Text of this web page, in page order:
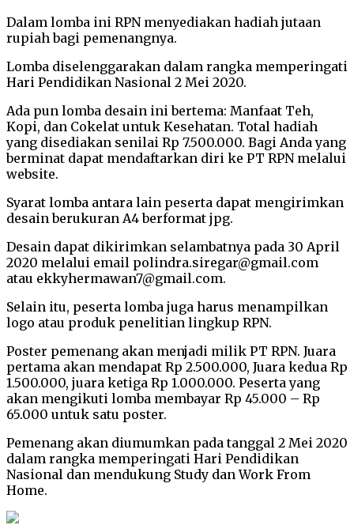
Dalam lomba ini RPN menyediakan hadiah jutaan
rupiah bagi pemenangnya.
Lomba diselenggarakan dalam rangka memperingati
Hari Pendidikan Nasional 2 Mei 2020.
Ada pun lomba desain ini bertema: Manfaat Teh,
Kopi, dan Cokelat untuk Kesehatan. Total hadiah
yang disediakan senilai Rp 7.500.000. Bagi Anda yang
berminat dapat mendaftarkan diri ke PT RPN melalui
website.
Syarat lomba antara lain peserta dapat mengirimkan
desain berukuran A4 berformat jpg.
Desain dapat dikirimkan selambatnya pada 30 April
2020 melalui email polindra.siregar@gmail.com
atau ekkyhermawan7@gmail.com.
Selain itu, peserta lomba juga harus menampilkan
logo atau produk penelitian lingkup RPN.
Poster pemenang akan menjadi milik PT RPN. Juara
pertama akan mendapat Rp 2.500.000, Juara kedua Rp
1.500.000, juara ketiga Rp 1.000.000. Peserta yang
akan mengikuti lomba membayar Rp 45.000 – Rp
65.000 untuk satu poster.
Pemenang akan diumumkan pada tanggal 2 Mei 2020
dalam rangka memperingati Hari Pendidikan
Nasional dan mendukung Study dan Work From
Home.